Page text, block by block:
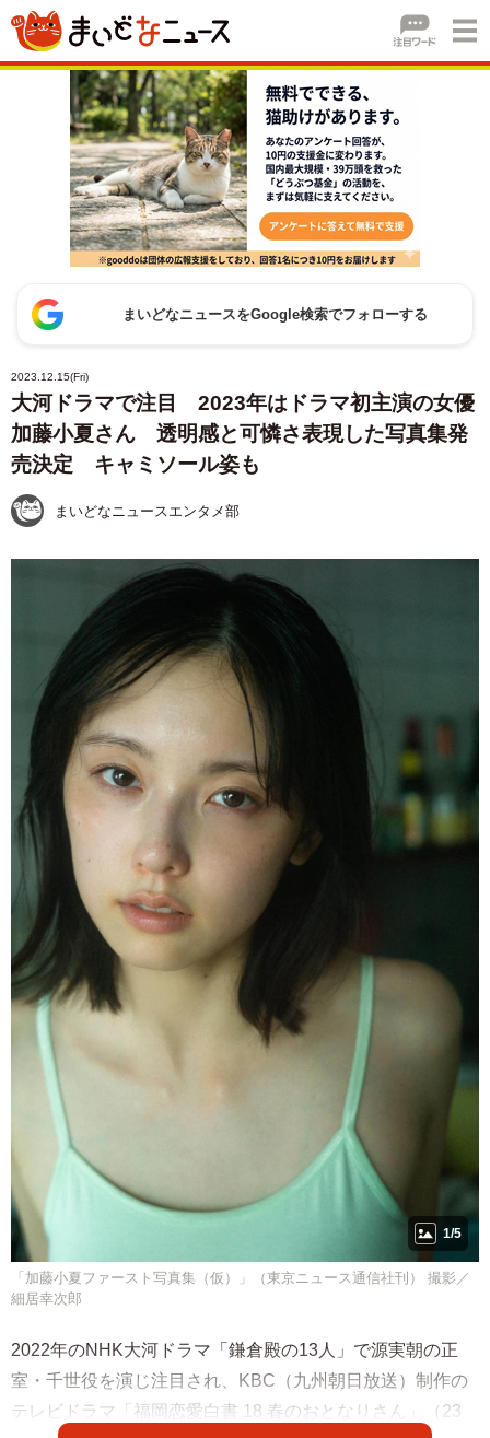
まいどなニュースをGoogle検索でフォローする
2023.12.15(Fri)
大河ドラマで注目 2023年はドラマ初主演の女優
加藤小夏さん 透明感と可憐さ表現した写真集発
売決定 キャミソール姿も
まいどなニュースエンタメ部
1/5
「加藤小夏ファースト写真集（仮）」（東京ニュース通信社刊） 撮影／
細居幸次郎
2022年のNHK大河ドラマ「鎌倉殿の13人」で源実朝の正
室・千世役を演じ注目され、KBC（九州朝日放送）制作の
テレビドラマ「福岡恋愛白書 18 春のおとなりさん」（23